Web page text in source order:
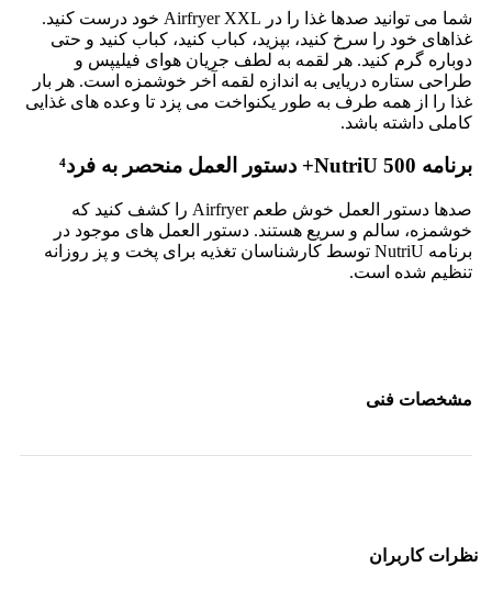
شما می توانید صدها غذا را در Airfryer XXL خود درست کنید.
غذاهای خود را سرخ کنید، بپزید، کباب کنید، کباب کنید و حتی
دوباره گرم کنید. هر لقمه به لطف جریان هوای فیلیپس و
طراحی ستاره دریایی به اندازه لقمه آخر خوشمزه است. هر بار
غذا را از همه طرف به طور یکنواخت می پزد تا وعده های غذایی
کاملی داشته باشد.
برنامه NutriU 500+ دستور العمل منحصر به فرد⁴
صدها دستور العمل خوش طعم Airfryer را کشف کنید که
خوشمزه، سالم و سریع هستند. دستور العمل های موجود در
برنامه NutriU توسط کارشناسان تغذیه برای پخت و پز روزانه
تنظیم شده است.
مشخصات فنی
نظرات کاربران